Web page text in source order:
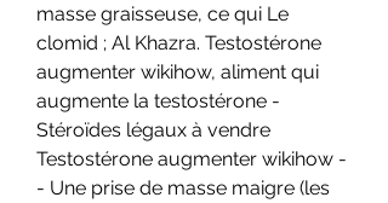
masse graisseuse, ce qui Le
clomid ; Al Khazra. Testostérone
augmenter wikihow, aliment qui
augmente la testostérone -
Stéroïdes légaux à vendre
Testostérone augmenter wikihow -
- Une prise de masse maigre (les